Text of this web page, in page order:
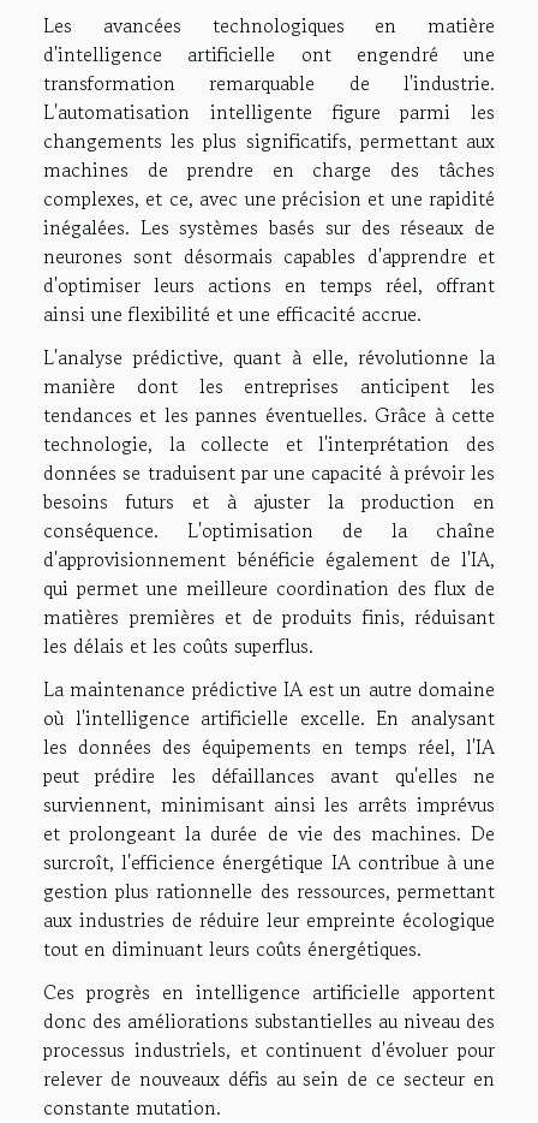
Les avancées technologiques en matière
d'intelligence artificielle ont engendré une
transformation remarquable de l'industrie.
L'automatisation intelligente figure parmi les
changements les plus significatifs, permettant aux
machines de prendre en charge des tâches
complexes, et ce, avec une précision et une rapidité
inégalées. Les systèmes basés sur des réseaux de
neurones sont désormais capables d'apprendre et
d'optimiser leurs actions en temps réel, offrant
ainsi une flexibilité et une efficacité accrue.
L'analyse prédictive, quant à elle, révolutionne la
manière dont les entreprises anticipent les
tendances et les pannes éventuelles. Grâce à cette
technologie, la collecte et l'interprétation des
données se traduisent par une capacité à prévoir les
besoins futurs et à ajuster la production en
conséquence. L'optimisation de la chaîne
d'approvisionnement bénéficie également de l'IA,
qui permet une meilleure coordination des flux de
matières premières et de produits finis, réduisant
les délais et les coûts superflus.
La maintenance prédictive IA est un autre domaine
où l'intelligence artificielle excelle. En analysant
les données des équipements en temps réel, l'IA
peut prédire les défaillances avant qu'elles ne
surviennent, minimisant ainsi les arrêts imprévus
et prolongeant la durée de vie des machines. De
surcroît, l'efficience énergétique IA contribue à une
gestion plus rationnelle des ressources, permettant
aux industries de réduire leur empreinte écologique
tout en diminuant leurs coûts énergétiques.
Ces progrès en intelligence artificielle apportent
donc des améliorations substantielles au niveau des
processus industriels, et continuent d'évoluer pour
relever de nouveaux défis au sein de ce secteur en
constante mutation.